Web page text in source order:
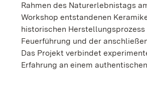
Rahmen des Naturerlebnistags
Workshop entstandenen
historischen
Feuerführung und der
Das Projekt verbindet
Erfahrung an einem